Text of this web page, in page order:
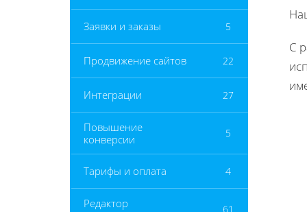
Заявки и заказы 5
Продвижение сайтов 22
Интеграции 27
Повышение
конверсии
5
Тарифы и оплата 4
Редактор
61
С